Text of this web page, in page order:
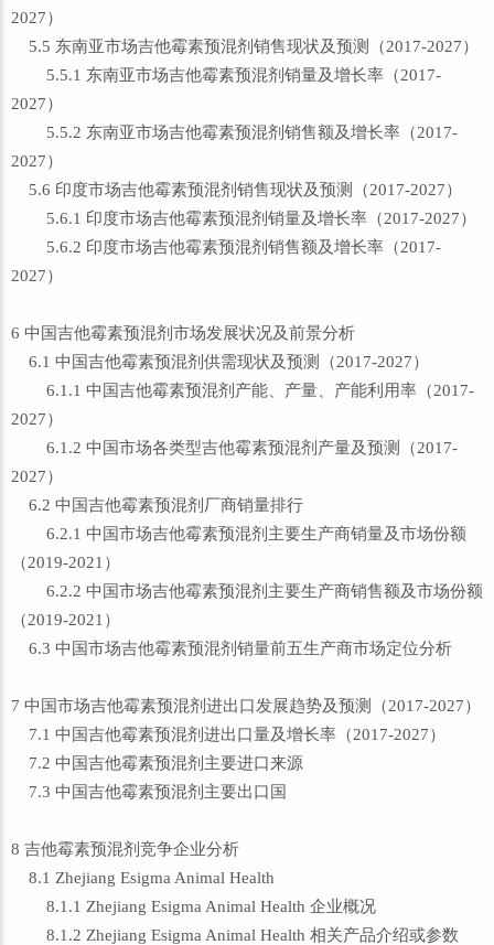
2027）
5.5 东南亚市场吉他霉素预混剂销售现状及预测（2017-2027）
5.5.1 东南亚市场吉他霉素预混剂销量及增长率（2017-
2027）
5.5.2 东南亚市场吉他霉素预混剂销售额及增长率（2017-
2027）
5.6 印度市场吉他霉素预混剂销售现状及预测（2017-2027）
5.6.1 印度市场吉他霉素预混剂销量及增长率（2017-2027）
5.6.2 印度市场吉他霉素预混剂销售额及增长率（2017-
2027）
6 中国吉他霉素预混剂市场发展状况及前景分析
6.1 中国吉他霉素预混剂供需现状及预测（2017-2027）
6.1.1 中国吉他霉素预混剂产能、产量、产能利用率（2017-
2027）
6.1.2 中国市场各类型吉他霉素预混剂产量及预测（2017-
2027）
6.2 中国吉他霉素预混剂厂商销量排行
6.2.1 中国市场吉他霉素预混剂主要生产商销量及市场份额
（2019-2021）
6.2.2 中国市场吉他霉素预混剂主要生产商销售额及市场份额
（2019-2021）
6.3 中国市场吉他霉素预混剂销量前五生产商市场定位分析
7 中国市场吉他霉素预混剂进出口发展趋势及预测（2017-2027）
7.1 中国吉他霉素预混剂进出口量及增长率（2017-2027）
7.2 中国吉他霉素预混剂主要进口来源
7.3 中国吉他霉素预混剂主要出口国
8 吉他霉素预混剂竞争企业分析
8.1 Zhejiang Esigma Animal Health
8.1.1 Zhejiang Esigma Animal Health 企业概况
8.1.2 Zhejiang Esigma Animal Health 相关产品介绍或参数